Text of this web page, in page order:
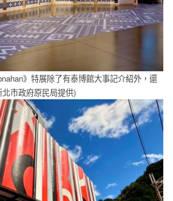
》特展除了有泰博館大事記介紹外，還
市政府原民局提供)